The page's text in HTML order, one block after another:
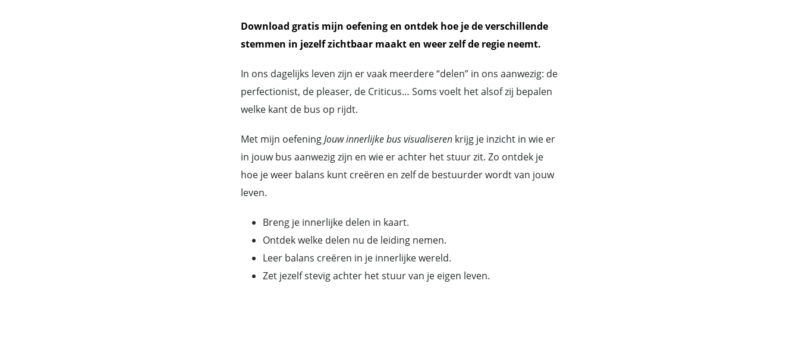
Download gratis mijn oefening en ontdek hoe je de verschillende
stemmen in jezelf zichtbaar maakt en weer zelf de regie neemt.
In ons dagelijks leven zijn er vaak meerdere “delen” in ons aanwezig: de
perfectionist, de pleaser, de Criticus… Soms voelt het alsof zij bepalen
welke kant de bus op rijdt.
Met mijn oefeningJouw innerlijke bus visualiserenkrijg je inzicht in wie er
in jouw bus aanwezig zijn en wie er achter het stuur zit. Zo ontdek je
hoe je weer balans kunt creëren en zelf de bestuurder wordt van jouw
leven.
Breng je innerlijke delen in kaart.
Ontdek welke delen nu de leiding nemen.
Leer balans creëren in je innerlijke wereld.
Zet jezelf stevig achter het stuur van je eigen leven.